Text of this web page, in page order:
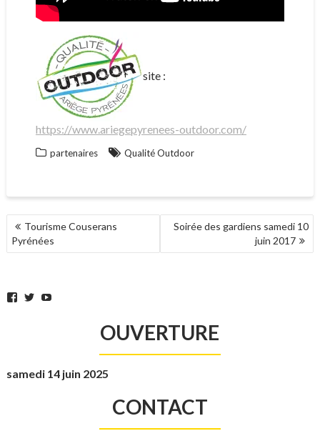
site :
https://www.ariegepyrenees-outdoor.com/
partenaires Qualité Outdoor
NAVIGATION
DE
L’ARTICLE
Tourisme Couserans
Pyrénées
Soirée des gardiens samedi 10
juin 2017
Facebook
TwitterYouTube
OUVERTURE
samedi 14 juin 2025
CONTACT